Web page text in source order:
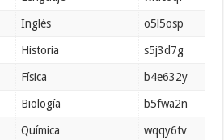
Inglés o5l5osp
Historia s5j3d7g
Física b4e632y
Biología b5fwa2n
Química wqqy6tv